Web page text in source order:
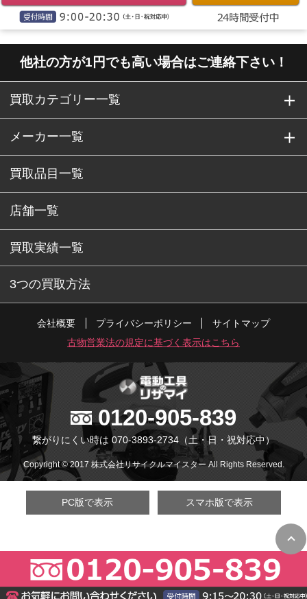
他社の方が1円でも高い場合はご連絡下さい！
買取カテゴリー一覧
メーカー一覧
買取品目一覧
店舗一覧
買取実績一覧
3つの買取方法
会社概要 プライバシーポリシー
サイトマップ
古物営業法の規定に基づく表示はこちら
0120-905-839
繋がりにくい時は 070-3893-2734 （土・日・祝対応中）
Copyright © 2017 株式会社リサイクルマイスター All Rights Reserved.
PC版で表示 スマホ版で表示